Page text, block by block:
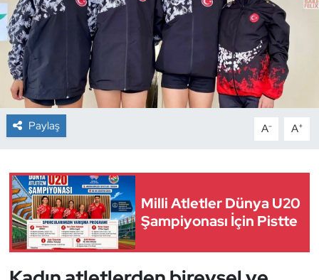
Paylaş A- A+
Milli Atletler Dünya U20
Şampiyonası İçin Pistte
Çim Hokeyi
Cimnastik
Curling
Dağcılık
Dans Sporları
Dövüş Sanatı
E-Spor